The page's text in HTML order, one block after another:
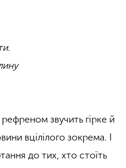
звучить гірке й
вцілілого зокрема. І
до тих, хто стоїть